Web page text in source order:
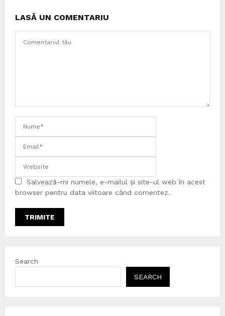
LASĂ UN COMENTARIU
Salvează-mi numele, e-mailul și site-ul web în acest
browser pentru data viitoare când comentez.
Search
SEARCH